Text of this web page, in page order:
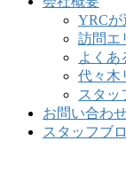
YRCが
訪問エ
よくあ
代々木
スタッ
お問い合わ
スタッフブ